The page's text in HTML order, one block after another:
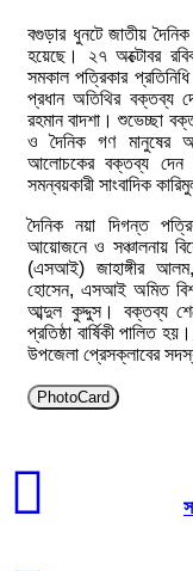
বগুড়ার ধুনটে জাতীয় দৈনিক
হয়েছে। ২৭ অক্টোবর
সমকাল পত্রিকার প্রতিনিধি
প্রধান অতিথির বক্তব্য
রহমান বাদশা। শুভেচ্ছা
ও দৈনিক গণ মানুষের
আলোচকের বক্তব্য দেন
সমন্বয়কারী সাংবাদিক
দৈনিক নয়া দিগন্ত
আয়োজনে ও সঞ্চালনায়
(এসআই) জাহাঙ্গীর
হোসেন, এসআই অমিত
আব্দুল কুদ্দুস। বক্তব্য
প্রতিষ্ঠা বার্ষিকী পালিত
উপজেলা প্রেসক্লাবের
PhotoCard